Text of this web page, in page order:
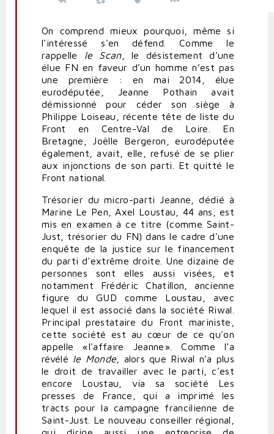
On comprend mieux pourquoi, même si
l'intéressé s'en défend.
Comme le
rappelle le Scan, le désistement d’une
élue FN en faveur d’un homme n’est pas
une première : en mai 2014, élue
eurodéputée, Jeanne Pothain avait
démissionné pour céder son siège à
Philippe Loiseau, récente tête de liste du
Front en Centre-Val de Loire. En
Bretagne, Joëlle Bergeron, eurodéputée
également, avait, elle, refusé de se plier
aux injonctions de son parti. Et quitté le
Front national.
Trésorier du micro-parti Jeanne, dédié à
Marine Le Pen, Axel Loustau, 44 ans, est
mis en examen à ce titre (comme Saint-
Just, trésorier du FN) dans le cadre d'une
enquête de la justice sur le financement
du parti d'extrême droite. Une dizaine de
personnes sont elles aussi visées, et
notamment Frédéric Chatillon, ancienne
figure du GUD comme Loustau, avec
lequel il est associé dans la société Riwal.
Principal prestataire du Front mariniste,
cette société est au cœur de ce qu'on
appelle «l'affaire Jeanne». Comme l’a
révélé le Monde , alors que Riwal n’a plus
le droit de travailler avec le parti, c'est
encore Loustau, via sa société Les
presses de France, qui a imprimé les
tracts pour la campagne francilienne de
Saint-Just. Le nouveau conseiller régional,